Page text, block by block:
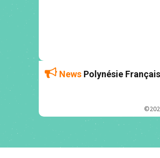
News Polynésie